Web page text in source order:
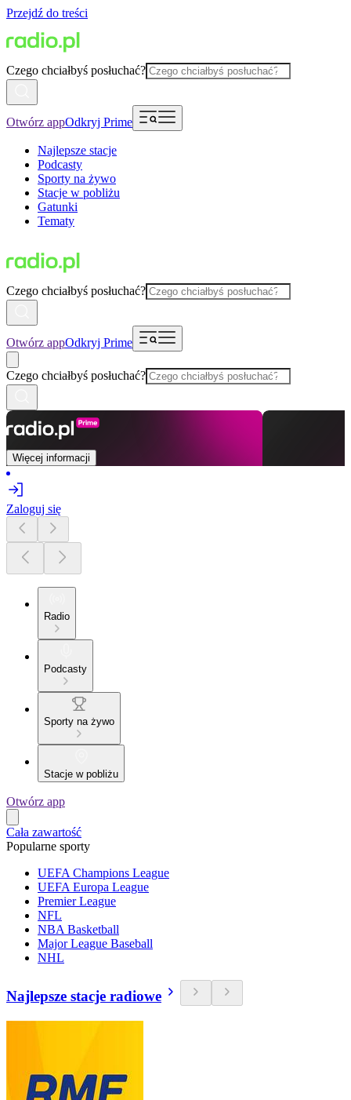
Przejdź do treści
Czego chciałbyś posłuchać?
Otwórz appOdkryj Prime
Najlepsze stacje
Podcasty
Sporty na żywo
Stacje w pobliżu
Gatunki
Tematy
Czego chciałbyś posłuchać?
Otwórz appOdkryj Prime
Czego chciałbyś posłuchać?
Więcej informacji
Zaloguj się
Radio
Podcasty
Sporty na żywo
Stacje w pobliżu
Otwórz app
Cała zawartość
Popularne sporty
UEFA Champions League
UEFA Europa League
Premier League
NFL
NBA Basketball
Major League Baseball
NHL
Najlepsze stacje radiowe